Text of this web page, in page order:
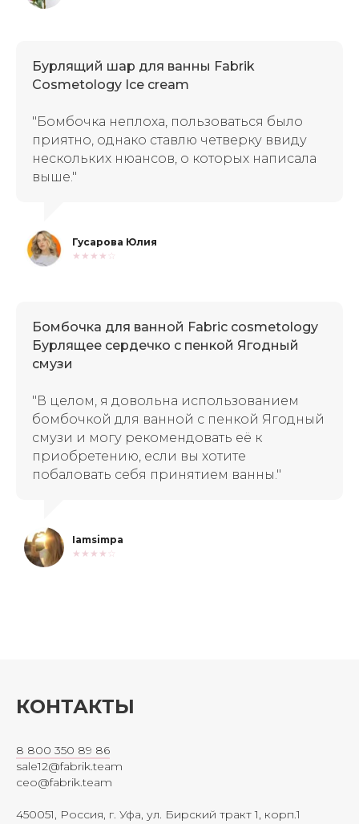
Бурлящий шар для ванны Fabrik
Cosmetology Ice cream
"Бомбочка неплоха, пользоваться было
приятно, однако ставлю четверку ввиду
нескольких нюансов, о которых написала
выше."
Гусарова Юлия
★★★★☆
Бомбочка для ванной Fabric cosmetology
Бурлящее сердечко с пенкой Ягодный
смузи
"В целом, я довольна использованием
бомбочкой для ванной с пенкой Ягодный
смузи и могу рекомендовать её к
приобретению, если вы хотите
побаловать себя принятием ванны."
Iamsimpa
★★★★☆
КОНТАКТЫ
8 800 350 89 86
sale12@fabrik.team
ceo@fabrik.team
450051, Россия, г. Уфа, ул. Бирский тракт 1, корп.1